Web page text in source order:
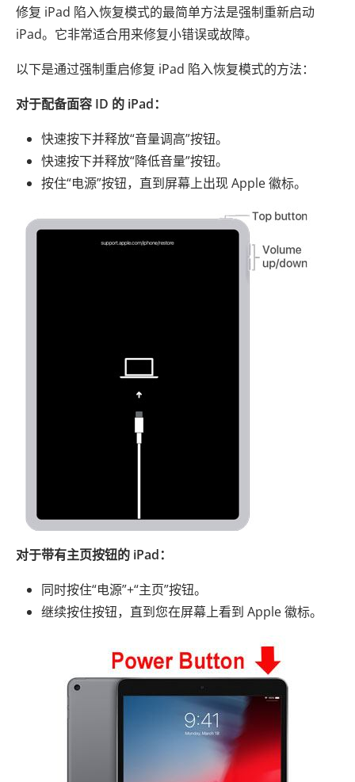
修复 iPad 陷入恢复模式的最简单方法是强制重新启动
iPad。它非常适合用来修复小错误或故障。
以下是通过强制重启修复 iPad 陷入恢复模式的方法：
对于配备面容 ID 的 iPad：
快速按下并释放“音量调高”按钮。
快速按下并释放“降低音量”按钮。
按住“电源”按钮，直到屏幕上出现 Apple 徽标。
对于带有主页按钮的 iPad：
同时按住“电源”+“主页”按钮。
继续按住按钮，直到您在屏幕上看到 Apple 徽标。